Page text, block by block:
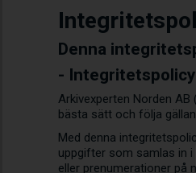
Denna
-
Arkivexperten Norden
bästa sätt och följa
Med denna
uppgifter som samlas in
eller prenumerationer på